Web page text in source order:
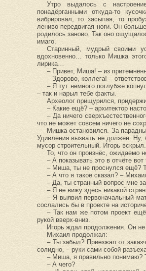
Утро выдалось с
понадёрганными откуда-то
вибрировал, то засыпая, то
лениво передвигая ноги. Он
родилось заново. Так оно
имаго.
Старинный, мудрый своими
вдохновенно… только Мишка
лирика…
– Привет, Миша! – из
– Здорово, коллега! –
– Я тут немного поглубже
– так и нарыл тебе факты.
Археолог прищурился,
– Какие ещё? – архитектор
– Да ничего
что не может совсем ничего не
Мишка остановился. За
Удивления вызвать не должен. Ну,
мусор строительный. Игорь
То, что он произнёс, ожидаемо
– А показывать это в отчёте
– Миша, ты не проснулся ещё?
– А что я такое сказал? –
– Да, ты странный вопрос мне
– Я не вижу здесь никакой
– Я выявил первоначальный
сослались бы в проекте на
– Так нам же потом проект
рукой вверх-вниз.
Игорь ждал продолжения. Он не
Михаил продолжал:
– Ты забыл? Приезжал от
солидно, – руки сами собой
– Миша, я правильно понимаю?
– А чего?